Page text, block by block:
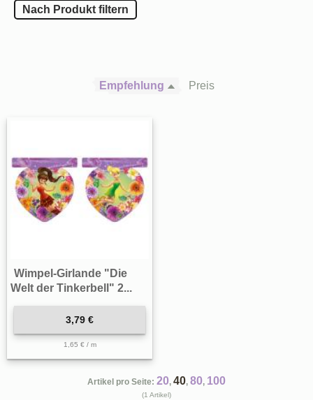
Nach Produkt filtern
Empfehlung Preis
Wimpel-Girlande "Die
Welt der Tinkerbell" 2...
3,79 €
1,65 € / m
Artikel pro Seite: 20, 40, 80, 100
(1 Artikel)